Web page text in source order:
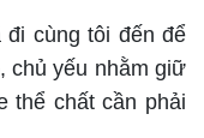
cùng tôi đến để
chủ yếu nhằm giữ
thể chất cần phải